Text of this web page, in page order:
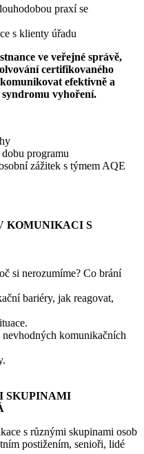
praxí se
s klienty úřadu
ve veřejné správě,
certifikovaného
efektivně a
syndromu vyhoření.
programu
zážitek s týmem AQE
KOMUNIKACI S
si nerozumíme? Co brání
bariéry, jak reagovat,
nevhodných komunikačních
SKUPINAMI
s různými skupinami osob
postižením, senioři, lidé